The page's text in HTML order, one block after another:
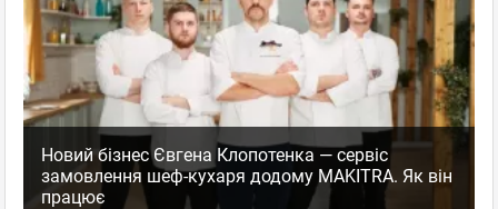
Новий бізнес Євгена Клопотенка — сервіс
замовлення шеф-кухаря додому MAKITRA. Як він
працює